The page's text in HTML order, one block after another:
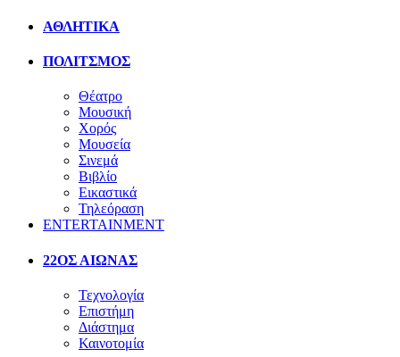
ΑΘΛΗΤΙΚΑ
ΠΟΛΙΤΣΜΟΣ
Θέατρο
Μουσική
Χορός
Μουσεία
Σινεμά
Βιβλίο
Εικαστικά
Τηλεόραση
ENTERTAINMENT
22ΟΣ ΑΙΩΝΑΣ
Τεχνολογία
Επιστήμη
Διάστημα
Καινοτομία